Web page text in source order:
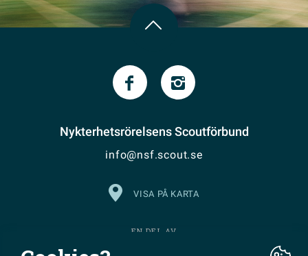
Nykterhetsrörelsens Scoutförbund
info@nsf.scout.se
VISA PÅ KARTA
EN DEL AV